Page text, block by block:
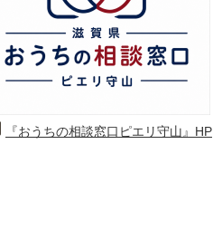
『おうちの相談窓口ピエリ守山』HP